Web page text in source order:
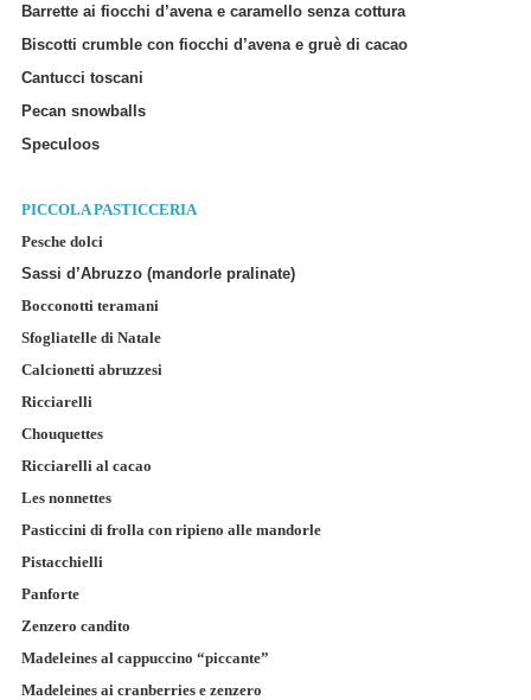
Barrette ai fiocchi d’avena e caramello senza cottura
Biscotti crumble con fiocchi d’avena e gruè di cacao
Cantucci toscani
Pecan snowballs
Speculoos
PICCOLA PASTICCERIA
Pesche dolci
Sassi d’Abruzzo (mandorle pralinate)
Bocconotti teramani
Sfogliatelle di Natale
Calcionetti abruzzesi
Ricciarelli
Chouquettes
Ricciarelli al cacao
Les nonnettes
Pasticcini di frolla con ripieno alle mandorle
Pistacchielli
Panforte
Zenzero candito
Madeleines al cappuccino “piccante”
Madeleines ai cranberries e zenzero